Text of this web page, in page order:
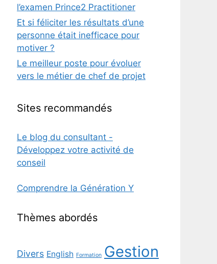
l’examen Prince2 Practitioner
Et si féliciter les résultats d’une
personne était inefficace pour
motiver ?
Le meilleur poste pour évoluer
vers le métier de chef de projet
Sites recommandés
Le blog du consultant -
Développez votre activité de
conseil
Comprendre la Génération Y
Thèmes abordés
Divers English Formation Gestion